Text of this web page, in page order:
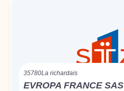
35780La richardais
EVROPA FRANCE SAS